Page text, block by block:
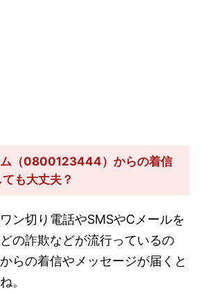
ム（0800123444）からの着信
も大丈夫？
ン切り電話やSMSやCメールを
の詐欺などが流行っているの
らの着信やメッセージが届くと
。